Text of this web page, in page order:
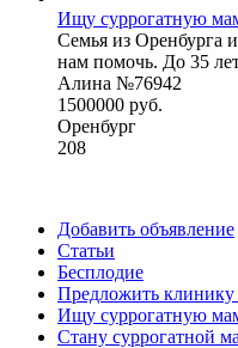
Ищу суррогатную
Семья из Оренбурга
нам помочь. До 35
Алина №76942
1500000 руб.
Оренбург
208
Добавить объявление
Статьи
Бесплодие
Предложить
Ищу суррогатную
Стану суррогатной